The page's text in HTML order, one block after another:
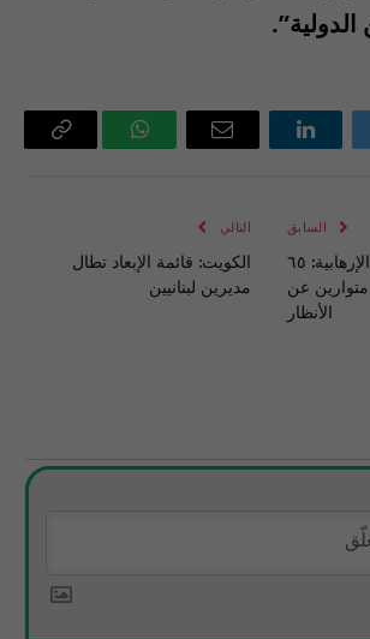
لينكدإن
البريد
واتساب Copy
السابق
عملية بروكسيل الإرهابية: ٦٥
متوارين عن
الأنظار
التالي
الكويت: قائمة الإبعاد تطال
مديرين لبنانيين